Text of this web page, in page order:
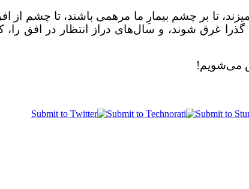
تا بر چشم بیمارِ ما مرهمی باشند، تا چشم از
غرق شوند، و سال‌های دراز انتظار در افق را،
می‌شویم!